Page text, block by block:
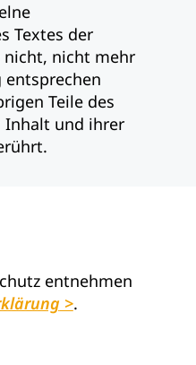
Textes der
nicht, nicht mehr
Teile des
Inhalt und ihrer
entnehmen
.